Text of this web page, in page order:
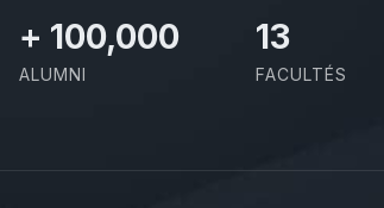
+ 100,000
ALUMNI
13
FACULTÉS